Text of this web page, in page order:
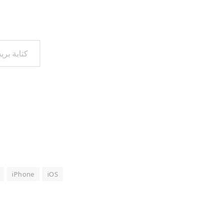
كتابة بريدك الإلكتروني...
iOS
iPhone